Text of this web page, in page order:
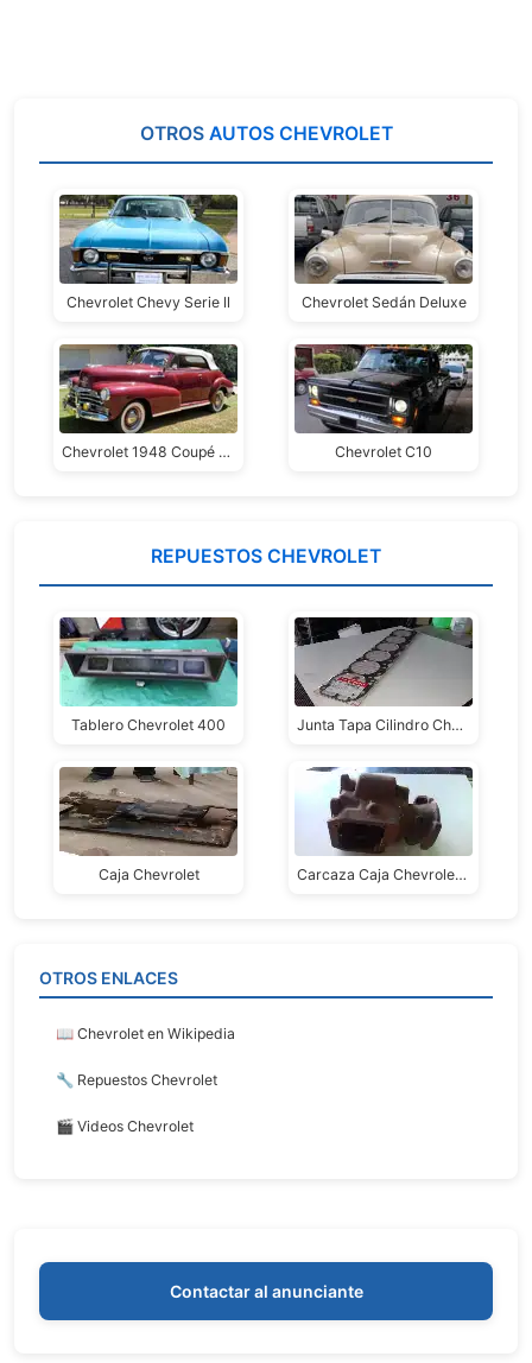
OTROS AUTOS CHEVROLET
Chevrolet Chevy Serie ll Chevrolet Sedán Deluxe
Chevrolet 1948 Coupé Convertible Fleetmaster Deluxe Chevrolet C10
REPUESTOS CHEVROLET
Tablero Chevrolet 400 Junta Tapa Cilindro Chevrolet Super
Caja Chevrolet Carcaza Caja Chevrolet 38
OTROS ENLACES
📖 Chevrolet en Wikipedia
🔧 Repuestos Chevrolet
🎬 Videos Chevrolet
Contactar al anunciante